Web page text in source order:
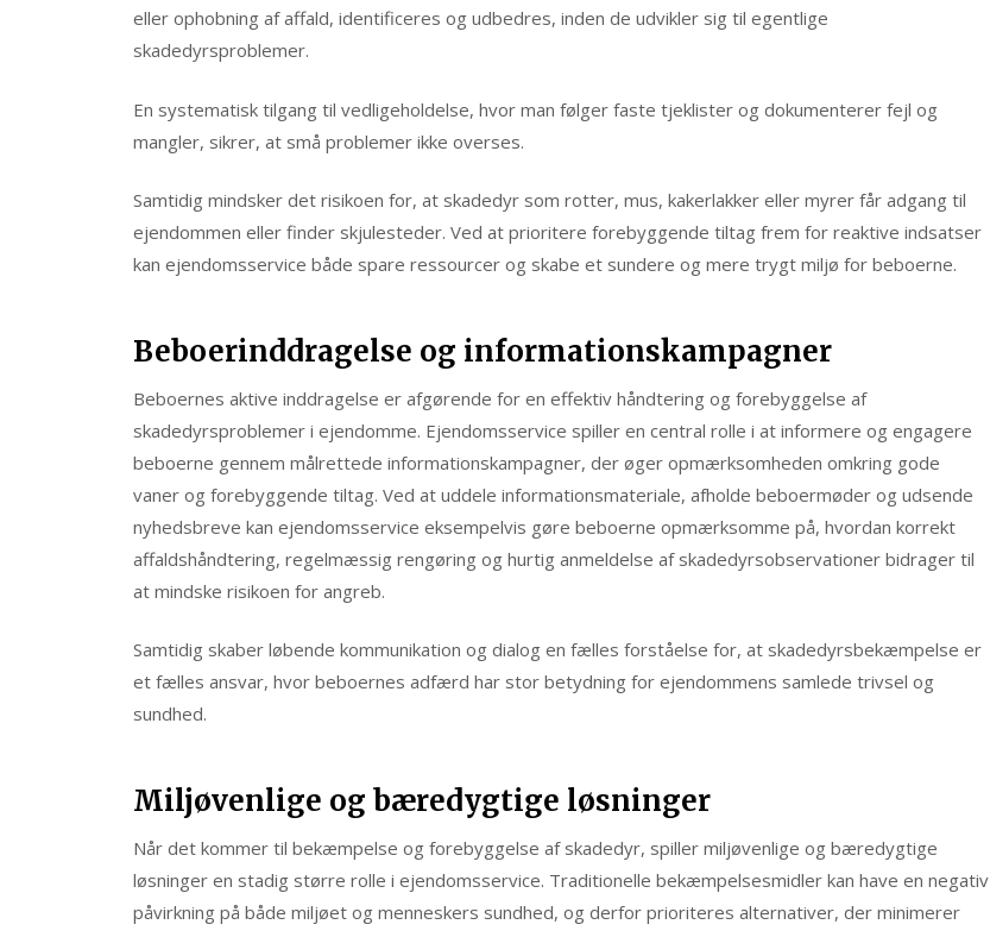
eller ophobning af affald, identificeres og udbedres, inden de udvikler sig til egentlige
skadedyrsproblemer.
En systematisk tilgang til vedligeholdelse, hvor man følger faste tjeklister og dokumenterer fejl og
mangler, sikrer, at små problemer ikke overses.
Samtidig mindsker det risikoen for, at skadedyr som rotter, mus, kakerlakker eller myrer får adgang til
ejendommen eller finder skjulesteder. Ved at prioritere forebyggende tiltag frem for reaktive indsatser
kan ejendomsservice både spare ressourcer og skabe et sundere og mere trygt miljø for beboerne.
Beboerinddragelse og informationskampagner
Beboernes aktive inddragelse er afgørende for en effektiv håndtering og forebyggelse af
skadedyrsproblemer i ejendomme. Ejendomsservice spiller en central rolle i at informere og engagere
beboerne gennem målrettede informationskampagner, der øger opmærksomheden omkring gode
vaner og forebyggende tiltag. Ved at uddele informationsmateriale, afholde beboermøder og udsende
nyhedsbreve kan ejendomsservice eksempelvis gøre beboerne opmærksomme på, hvordan korrekt
affaldshåndtering, regelmæssig rengøring og hurtig anmeldelse af skadedyrsobservationer bidrager til
at mindske risikoen for angreb.
Samtidig skaber løbende kommunikation og dialog en fælles forståelse for, at skadedyrsbekæmpelse er
et fælles ansvar, hvor beboernes adfærd har stor betydning for ejendommens samlede trivsel og
sundhed.
Miljøvenlige og bæredygtige løsninger
Når det kommer til bekæmpelse og forebyggelse af skadedyr, spiller miljøvenlige og bæredygtige
løsninger en stadig større rolle i ejendomsservice. Traditionelle bekæmpelsesmidler kan have en negativ
påvirkning på både miljøet og menneskers sundhed, og derfor prioriteres alternativer, der minimerer